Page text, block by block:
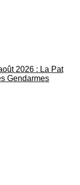
2026 : La Pat
Gendarmes